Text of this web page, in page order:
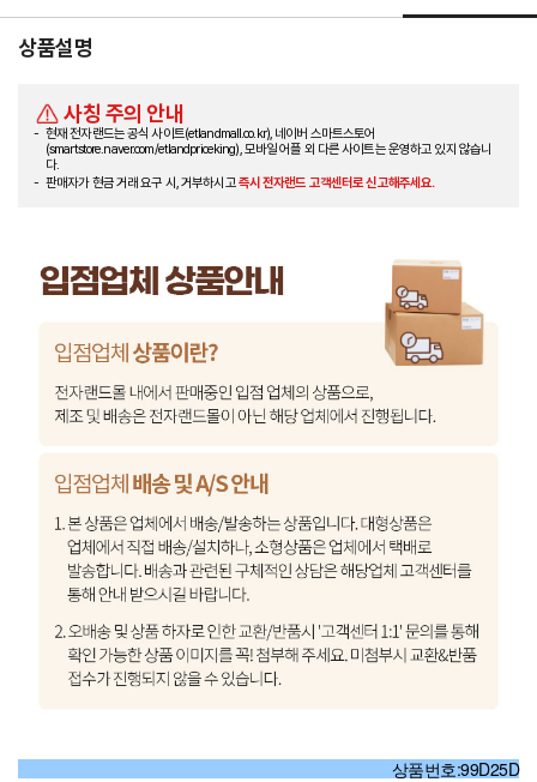
상품설명
사칭 주의 안내
현재 전자랜드는 공식 사이트(etlandmall.co.kr), 네이버 스마트스토어
(smartstore.naver.com/etlandpriceking), 모바일 어플 외 다른 사이트는 운영하고 있지 않습니
다.
판매자가 현금 거래 요구 시, 거부하시고즉시 전자랜드 고객센터로 신고해주세요.
상품번호:99D25D